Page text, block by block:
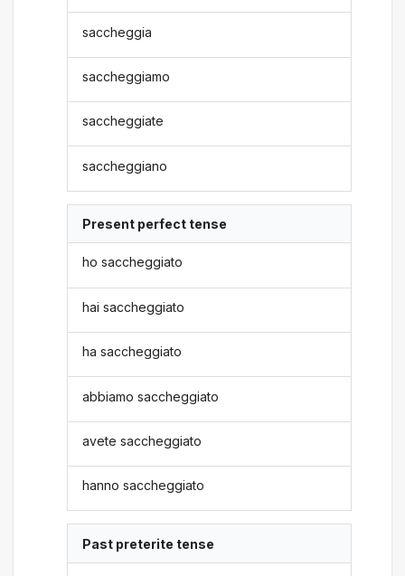
saccheggia
saccheggiamo
saccheggiate
saccheggiano
Present perfect tense
ho saccheggiato
hai saccheggiato
ha saccheggiato
abbiamo saccheggiato
avete saccheggiato
hanno saccheggiato
Past preterite tense